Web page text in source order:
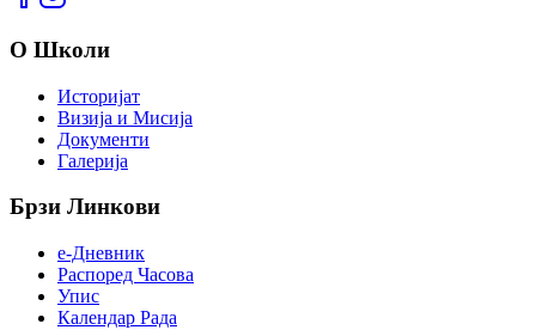
О Школи
Историјат
Визија и Мисија
Документи
Галерија
Брзи Линкови
е-Дневник
Распоред Часова
Упис
Календар Рада